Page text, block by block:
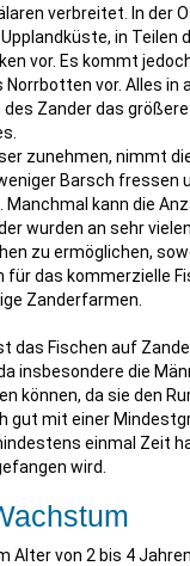
verbreitet. In der
in Teilen
vor. Es kommt
Norrbotten vor. Alles in
des Zander das
zunehmen, nimmt
Barsch fressen
Manchmal kann die
wurden an sehr
zu ermöglichen,
das kommerzielle
Zanderfarmen.
das Fischen auf
insbesondere die
können, da sie den
gut mit einer
einmal Zeit
wird.
Alter von 2 bis 4